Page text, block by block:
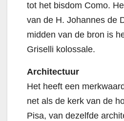
tot het bisdom Como.
van de H. Johannes de
midden van de bron is
Griselli kolossale.
Architectuur
Het heeft een
net als de kerk van de
Pisa, van dezelfde